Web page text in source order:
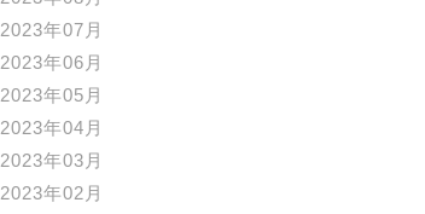
2023年07月
2023年06月
2023年05月
2023年04月
2023年03月
2023年02月